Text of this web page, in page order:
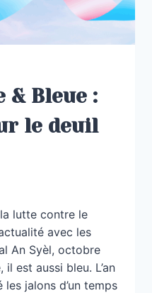
& Bleue :
le deuil
lutte contre le
avec les
An Syèl, octobre
il est aussi bleu. L’an
jalons d’un temps